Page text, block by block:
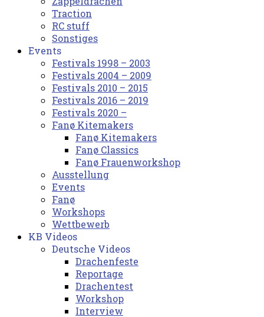
Traction
RC stuff
Sonstiges
Events
Festivals 1998 – 2003
Festivals 2004 – 2009
Festivals 2010 – 2015
Festivals 2016 – 2019
Festivals 2020 –
Fanø Kitemakers
Fanø Kitemakers
Fanø Classics
Fanø Frauenworkshop
Ausstellung
Events
Fanø
Workshops
Wettbewerb
KB Videos
Deutsche Videos
Drachenfeste
Reportage
Drachentest
Workshop
Interview